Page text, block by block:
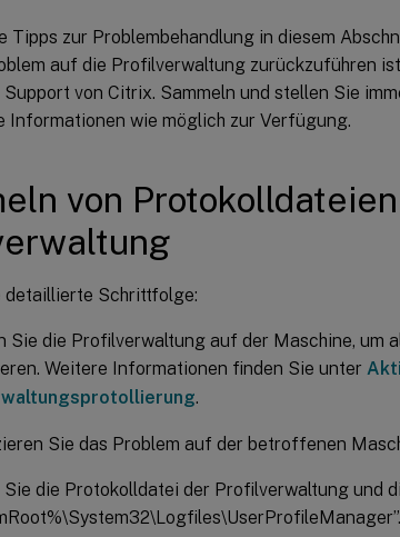
Tipps zur Problembehandlung in diesem
auf die Profilverwaltung zurückzuführen
von Citrix. Sammeln und stellen Sie
Informationen wie möglich zur Verfügung.
von
detaillierte Schrittfolge:
Sie die Profilverwaltung auf der Maschine, um
Weitere Informationen finden Sie unter
.
Sie das Problem auf der betroffenen
Sie die Protokolldatei der Profilverwaltung und